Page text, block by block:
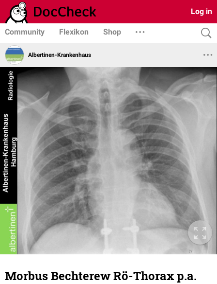
Log in
Community Flexikon Shop
Albertinen-Krankenhaus
Morbus Bechterew Rö-Thorax p.a.